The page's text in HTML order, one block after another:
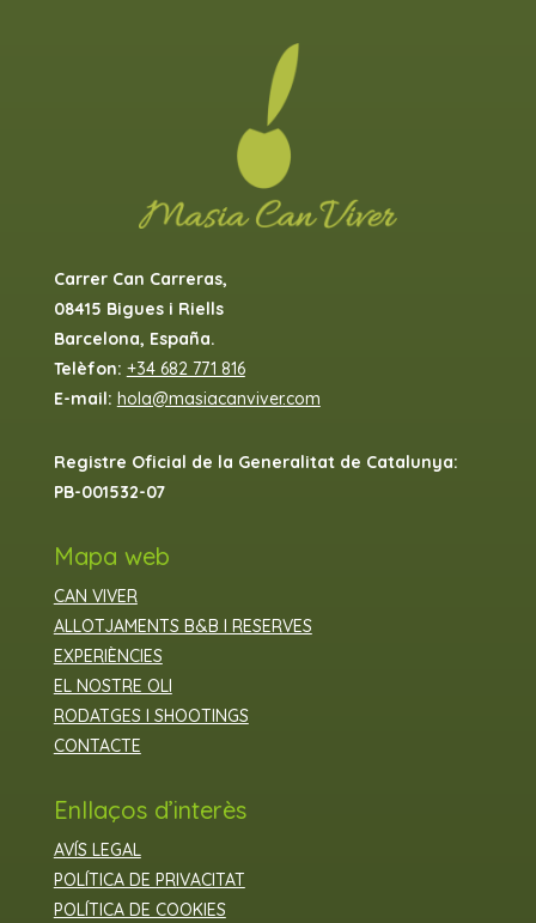
Carrer Can Carreras,
08415 Bigues i Riells
Barcelona, España.
Telèfon: +34 682 771 816
E-mail: hola@masiacanviver.com
Registre Oficial de la Generalitat de Catalunya:
PB-001532-07
Mapa web
CAN VIVER
ALLOTJAMENTS B&B I RESERVES
EXPERIÈNCIES
EL NOSTRE OLI
RODATGES I SHOOTINGS
CONTACTE
Enllaços d’interès
AVÍS LEGAL
POLÍTICA DE PRIVACITAT
POLÍTICA DE COOKIES